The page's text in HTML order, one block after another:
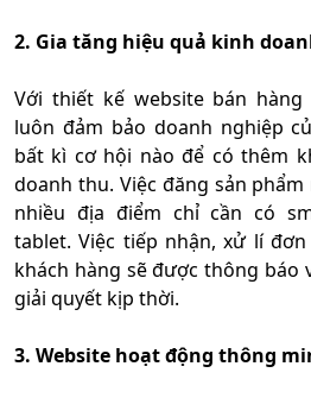
2. Gia tăng hiệu quả kinh
Với thiết kế website bán hàng
luôn đảm bảo doanh nghiệp
bất kì cơ hội nào để có thêm
doanh thu. Việc đăng sản
nhiều địa điểm chỉ cần có
tablet. Việc tiếp nhận, xử lí
khách hàng sẽ được thông báo
giải quyết kịp thời.
3. Website hoạt động thông